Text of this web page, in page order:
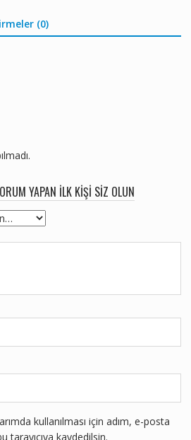
(0)
YAPAN ILK KIŞI SIZ OLUN
kullanılması için adım, e-posta
tarayıcıya kaydedilsin.